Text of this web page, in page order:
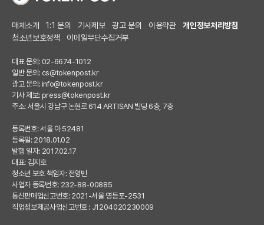
매체소개 1:1 문의 기사제보 광고 문의 이용약관
개인정보처리방침
청소년보호정책
이메일무단수집거부
대표 문의: 02-6674-1012
일반 문의: cs@tokenpost.kr
광고 문의: info@tokenpost.kr
기사 제보: press@tokenpost.kr
주소: 서울시 강남구 논현로 614 ARTISAN 빌딩 6층, 7층
등록번호: 서울 아 52481
등록일: 2018.01.02
발행 일자: 2017.02.17
대표: 김지호
청소년 보호 책임자: 전영빈
사업자 등록번호: 232-88-00885
통신판매업신고번호: 2021-서울 영등포-2531
직업정보제공사업신고번호 : J1204020230009